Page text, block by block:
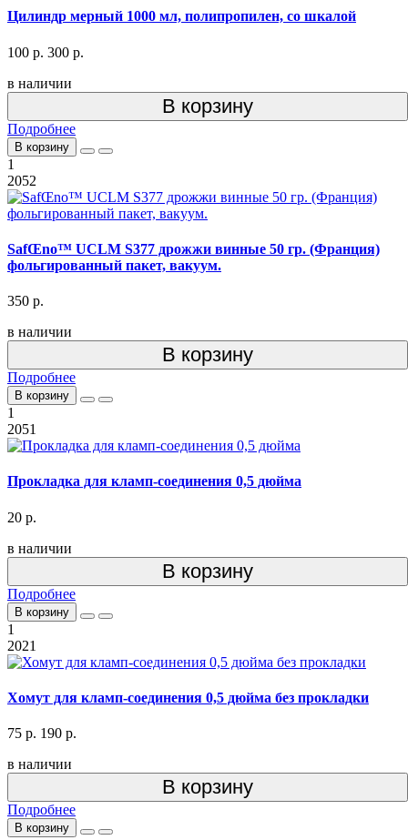
Цилиндр мерный 1000 мл, полипропилен, со шкалой
100 р. 300 р.
в наличии
В корзину
Подробнее
В корзину
1
2052
SafŒno™ UCLM S377 дрожжи винные 50 гр. (Франция)
фольгированный пакет, вакуум.
350 р.
в наличии
В корзину
Подробнее
В корзину
1
2051
Прокладка для кламп-соединения 0,5 дюйма
20 р.
в наличии
В корзину
Подробнее
В корзину
1
2021
Хомут для кламп-соединения 0,5 дюйма без прокладки
75 р. 190 р.
в наличии
В корзину
Подробнее
В корзину